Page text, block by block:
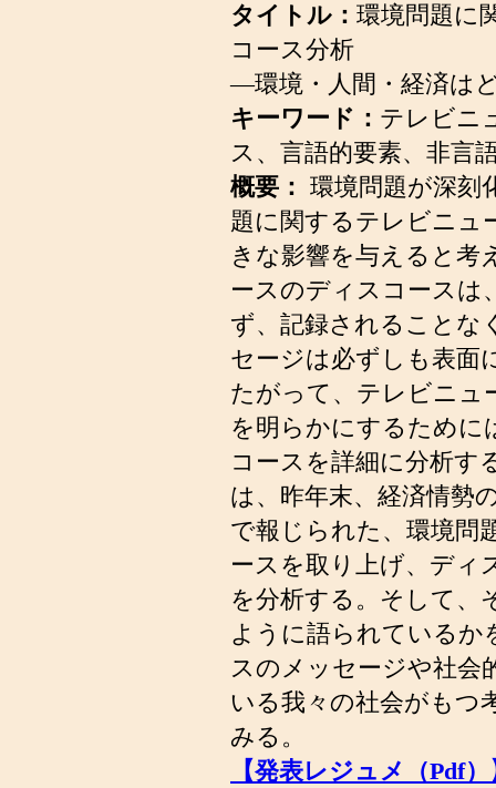
タイトル： 環境問題に
コース分析
―環境・人間・経済は
キーワード： テレビニ
ス、言語的要素、非言
概要： 環境問題が深刻
題に関するテレビニュ
きな影響を与えると考
ースのディスコースは
ず、記録されることな
セージは必ずしも表面
たがって、テレビニュ
を明らかにするために
コースを詳細に分析す
は、昨年末、経済情勢
で報じられた、環境問
ースを取り上げ、ディ
を分析する。そして、
ように語られているか
スのメッセージや社会
いる我々の社会がもつ
みる。
【発表レジュメ（Pdf）